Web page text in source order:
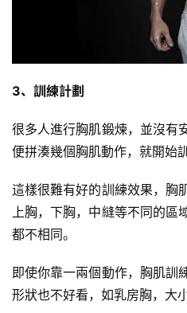
氧
運
訓
心
得
量
訓
3、訓練計劃
很多人進行胸肌鍛煉，並沒有
便拼湊幾個胸肌動作，就開始訓
這樣很難有好的訓練效果，胸
上胸，下胸，中縫等不同的
都不相同。
即使你靠一兩個動作，胸肌訓
形狀也不好看，如乳房胸，大小